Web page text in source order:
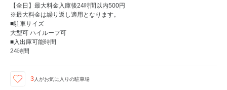
【全日】最大料金入庫後24時間以内500円
※最大料金は繰り返し適用となります。
■駐車サイズ
大型可 ハイルーフ可
■入出庫可能時間
24時間
3 人がお気に入りの駐車場